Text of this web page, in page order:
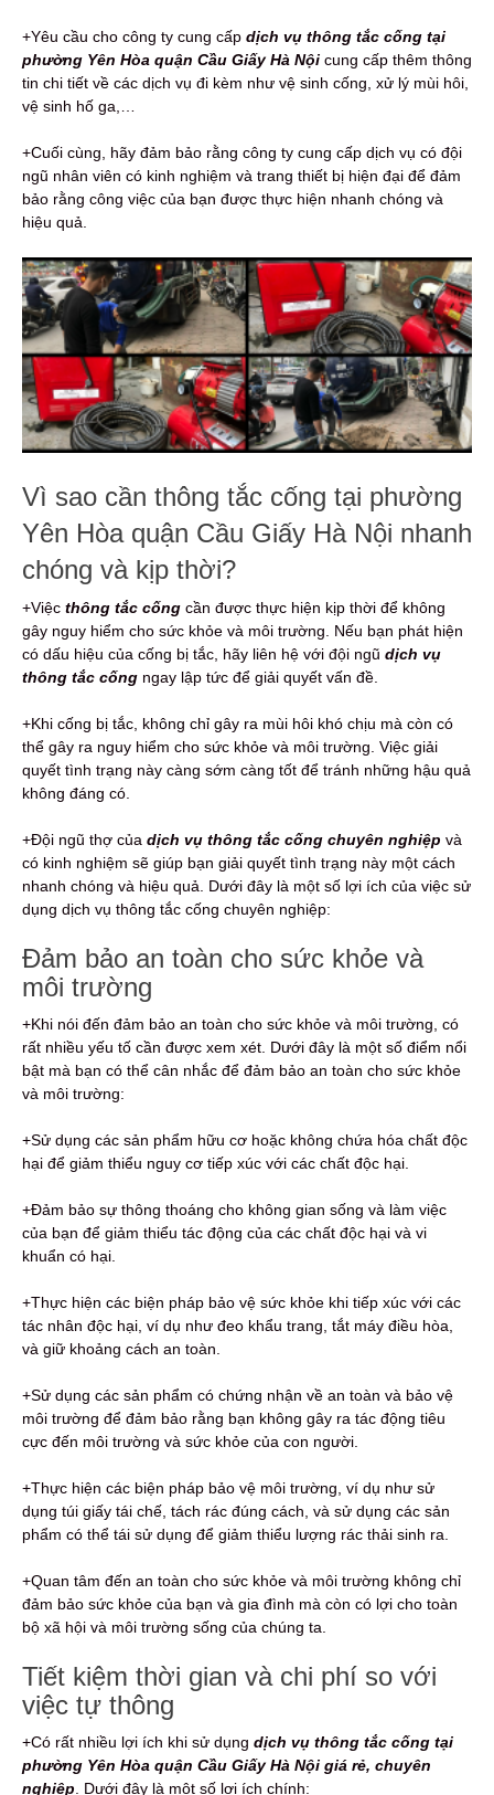
+Yêu cầu cho công ty cung cấp dịch vụ thông tắc cống tại
phường Yên Hòa quận Cầu Giấy Hà Nội cung cấp thêm thông
tin chi tiết về các dịch vụ đi kèm như vệ sinh cống, xử lý mùi hôi,
vệ sinh hố ga,…
+Cuối cùng, hãy đảm bảo rằng công ty cung cấp dịch vụ có đội
ngũ nhân viên có kinh nghiệm và trang thiết bị hiện đại để đảm
bảo rằng công việc của bạn được thực hiện nhanh chóng và
hiệu quả.
Vì sao cần thông tắc cống tại phường
Yên Hòa quận Cầu Giấy Hà Nội nhanh
chóng và kịp thời?
+Việc thông tắc cống cần được thực hiện kịp thời để không
gây nguy hiểm cho sức khỏe và môi trường. Nếu bạn phát hiện
có dấu hiệu của cống bị tắc, hãy liên hệ với đội ngũ dịch vụ
thông tắc cống ngay lập tức để giải quyết vấn đề.
+Khi cống bị tắc, không chỉ gây ra mùi hôi khó chịu mà còn có
thể gây ra nguy hiểm cho sức khỏe và môi trường. Việc giải
quyết tình trạng này càng sớm càng tốt để tránh những hậu quả
không đáng có.
+Đội ngũ thợ của dịch vụ thông tắc cống chuyên nghiệp và
có kinh nghiệm sẽ giúp bạn giải quyết tình trạng này một cách
nhanh chóng và hiệu quả. Dưới đây là một số lợi ích của việc sử
dụng dịch vụ thông tắc cống chuyên nghiệp:
Đảm bảo an toàn cho sức khỏe và
môi trường
+Khi nói đến đảm bảo an toàn cho sức khỏe và môi trường, có
rất nhiều yếu tố cần được xem xét. Dưới đây là một số điểm nổi
bật mà bạn có thể cân nhắc để đảm bảo an toàn cho sức khỏe
và môi trường:
+Sử dụng các sản phẩm hữu cơ hoặc không chứa hóa chất độc
hại để giảm thiểu nguy cơ tiếp xúc với các chất độc hại.
+Đảm bảo sự thông thoáng cho không gian sống và làm việc
của bạn để giảm thiểu tác động của các chất độc hại và vi
khuẩn có hại.
+Thực hiện các biện pháp bảo vệ sức khỏe khi tiếp xúc với các
tác nhân độc hại, ví dụ như đeo khẩu trang, tắt máy điều hòa,
và giữ khoảng cách an toàn.
+Sử dụng các sản phẩm có chứng nhận về an toàn và bảo vệ
môi trường để đảm bảo rằng bạn không gây ra tác động tiêu
cực đến môi trường và sức khỏe của con người.
+Thực hiện các biện pháp bảo vệ môi trường, ví dụ như sử
dụng túi giấy tái chế, tách rác đúng cách, và sử dụng các sản
phẩm có thể tái sử dụng để giảm thiểu lượng rác thải sinh ra.
+Quan tâm đến an toàn cho sức khỏe và môi trường không chỉ
đảm bảo sức khỏe của bạn và gia đình mà còn có lợi cho toàn
bộ xã hội và môi trường sống của chúng ta.
Tiết kiệm thời gian và chi phí so với
việc tự thông
+Có rất nhiều lợi ích khi sử dụng dịch vụ thông tắc cống tại
phường Yên Hòa quận Cầu Giấy Hà Nội giá rẻ, chuyên
nghiệp . Dưới đây là một số lợi ích chính: